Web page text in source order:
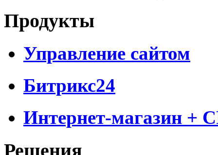
Продукты
Управление сайтом
Битрикс24
Интернет-магазин +
Решения